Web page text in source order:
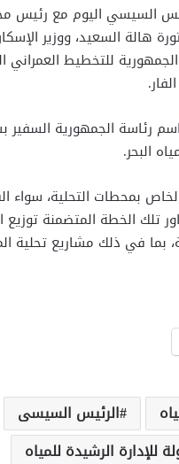
السيسي اليوم مع رئيس
هالة السعيد، ووزير
للتخطيط العمراني
رئاسة الجمهورية السفير
البحر.
بمحطات التحلية، سواء
تلك الخطة المتضمنة
بما في ذلك مشاريع تحلية
الرئيس السيسى
للإدارة الرشيدة للمياه